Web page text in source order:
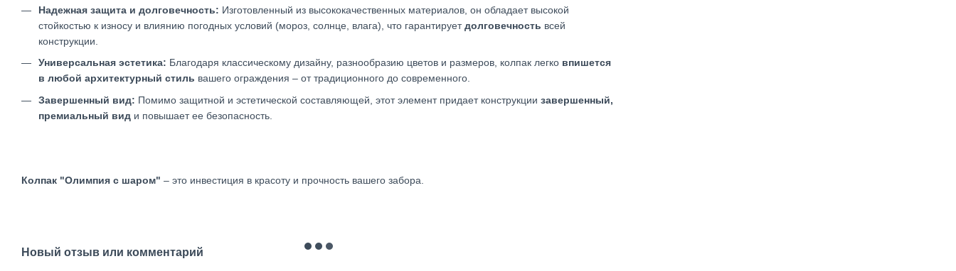
Надежная защита и долговечность: Изготовленный из высококачественных материалов, он обладает высокой
стойкостью к износу и влиянию погодных условий (мороз, солнце, влага), что гарантируетдолговечность всей
конструкции.
Универсальная эстетика: Благодаря классическому дизайну, разнообразию цветов и размеров, колпак легко впишется
в любой архитектурный стиль вашего ограждения – от традиционного до современного.
Завершенный вид: Помимо защитной и эстетической составляющей, этот элемент придает конструкции завершенный,
премиальный вид и повышает ее безопасность.
Колпак "Олимпия с шаром" – это инвестиция в красоту и прочность вашего забора.
Новый отзыв или комментарий